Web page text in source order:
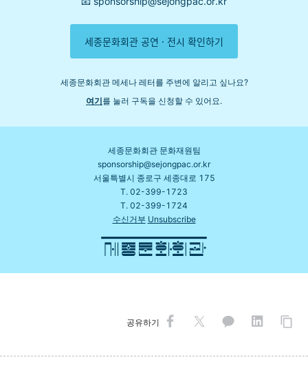
세종문화회관 공연 · 전시 확인하기
세종문화회관 메세나 레터를 주변에 알리고 싶나요?
여기를 눌러 구독을 신청할 수 있어요.
세종문화회관 문화재원팀
sponsorship@sejongpac.or.kr
서울특별시 종로구 세종대로 175
T. 02-399-1723
T. 02-399-1724
수신거부 Unsubscribe
공유하기